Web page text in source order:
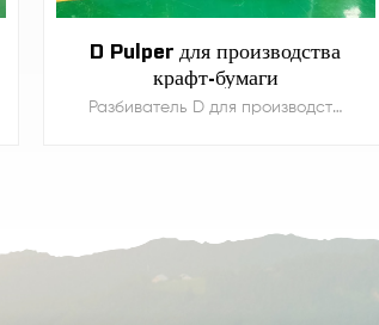
D Pulper для производства
крафт-бумаги
Разбиватель D для производства крафт-бумаги, гофрированной бумаги и коричневой бумаги на линии по переработке картонных коробок.